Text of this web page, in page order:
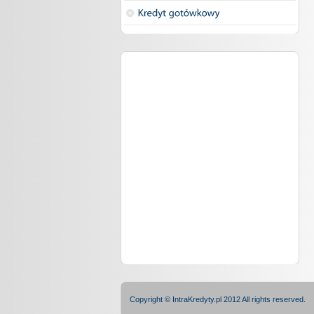
Copyright © IntraKredyty.pl 2012 All rights reserved.